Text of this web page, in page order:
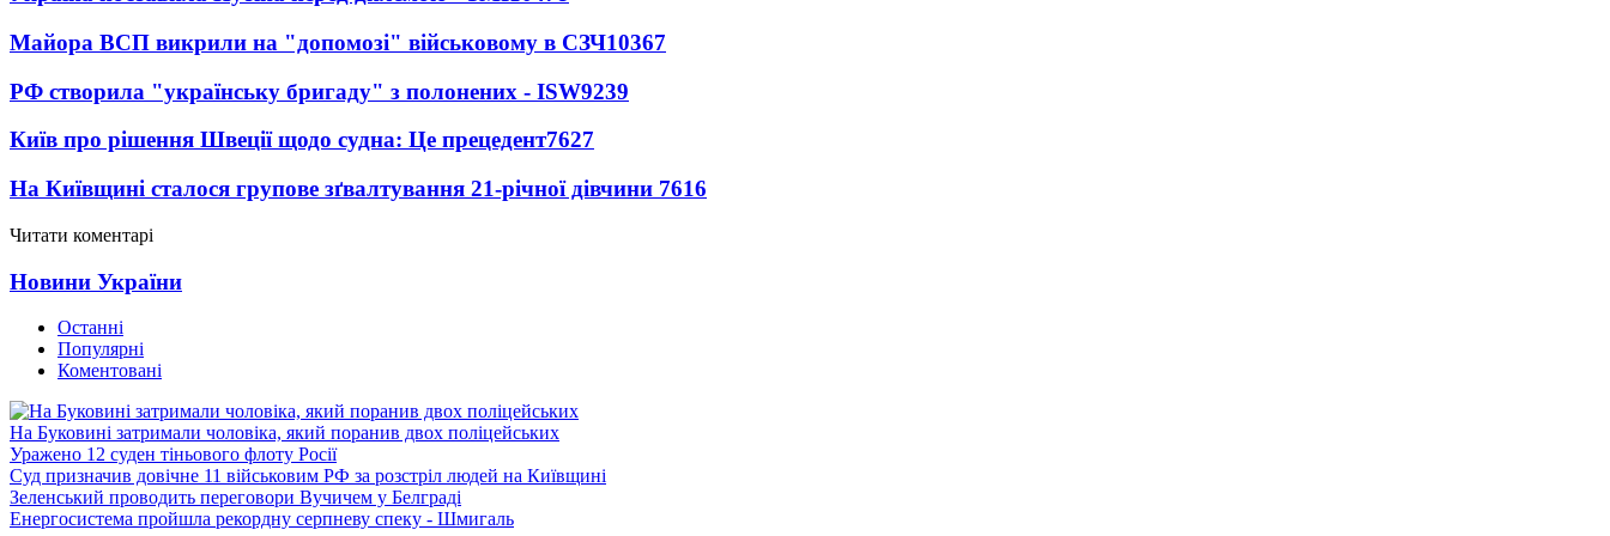
Майора ВСП викрили на "допомозі" військовому в СЗЧ10367
РФ створила "українську бригаду" з полонених - ISW9239
Київ про рішення Швеції щодо судна: Це прецедент7627
На Київщині сталося групове зґвалтування 21-річної дівчини 7616
Читати коментарі
Новини України
Останні
Популярні
Коментовані
На Буковині затримали чоловіка, який поранив двох поліцейських
Уражено 12 суден тіньового флоту Росії
Суд призначив довічне 11 військовим РФ за розстріл людей на Київщині
Зеленський проводить переговори Вучичем у Белграді
Енергосистема пройшла рекордну серпневу спеку - Шмигаль